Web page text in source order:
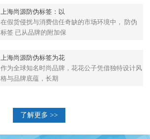
上海尚源防伪标签：以
在假货侵扰与消费信任奇缺的市场环境中， 防伪
标签 已从品牌的附加保
上海尚源防伪标签为花
作为全球知名时尚品牌，花花公子凭借独特设计风
格与品牌底蕴，长期
了解更多 >>